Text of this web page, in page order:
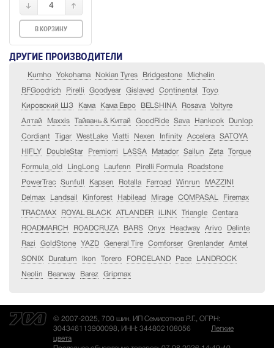
4
В КОРЗИНУ
ДРУГИЕ ПРОИЗВОДИТЕЛИ
Kumho Yokohama Nokian Tyres Bridgestone Michelin
BFGoodrich Pirelli Goodyear Gislaved Continental Toyo
Кировский ШЗ Кама Кама Евро BELSHINA Rosava Voltyre
Алтай Maxxis Тайвань & Китай GoodRide Sava Hankook Dunlop
Cordiant Tigar WestLake Viatti Nexen Infinity Accelera SATOYA
HIFLY DoubleStar Premiorri LASSA Matador Sailun Zeta Torque
Formula_old LingLong Laufenn Pirelli Formula Roadstone
PowerTrac Sunfull Kapsen Rotalla Farroad Winrun MAZZINI
Delmax Landsail Kinforest Habilead Mirage COMPASAL Firemax
TRACMAX ROYAL BLACK ATLANDER iLINK Triangle Centara
ROADMARCH ROADCRUZA BARS Onyx Headway Arivo Delinte
Razi GoldStone YAZD General Tire Comforser Grenlander Amtel
SONIX Duraturn Ikon Torero FORCELAND Pace LANDROCK
Neolin Bearway Barez Gripmax
© 2007-2025, 700 шин. ИП Семисотнов Р.Г., ОГРН:
304346113900098, ИНН: 344802108056
Легкие
цвета